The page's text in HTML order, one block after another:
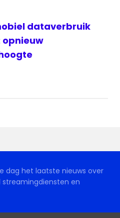
dataverbruik
dag het laatste nieuws over
streamingdiensten en